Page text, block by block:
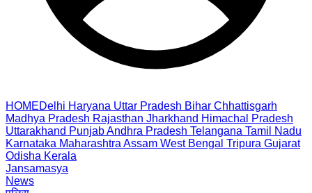
HOMEDelhi Haryana Uttar Pradesh Bihar Chhattisgarh
Madhya Pradesh Rajasthan Jharkhand Himachal Pradesh
Uttarakhand PunjabAndhra Pradesh Telangana Tamil Nadu
Karnataka Maharashtra Assam West Bengal Tripura Gujarat
Odisha Kerala
Jansamasya
News